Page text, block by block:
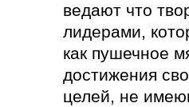
ведают что
лидерами,
как пушечное
достижения
целей, не